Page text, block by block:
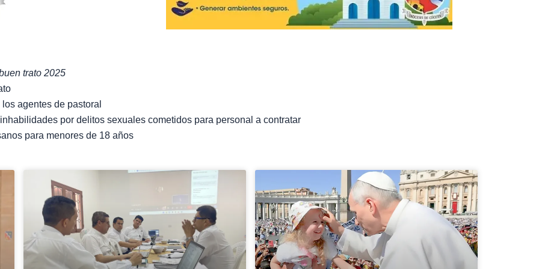
trato 2025
agentes de pastoral
por delitos sexuales cometidos para personal a contratar
para menores de 18 años